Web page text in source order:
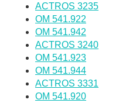
ACTROS 3235
OM 541.922
OM 541.942
ACTROS 3240
OM 541.923
OM 541.944
ACTROS 3331
OM 541.920